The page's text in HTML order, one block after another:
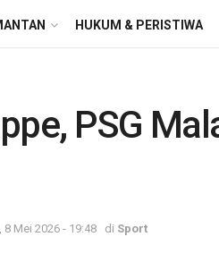
HUKUM & PERISTIWA
PSG
8 Mei 2026 - 19:48 di Sport